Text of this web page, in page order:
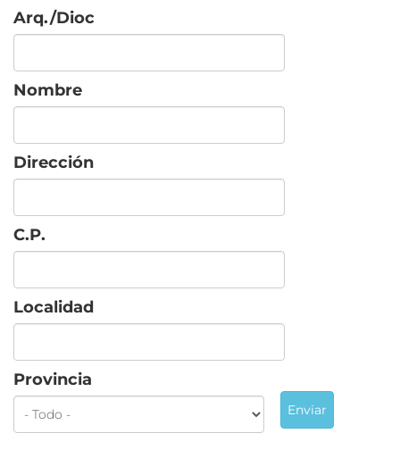
Arq./Dioc
Nombre
Dirección
C.P.
Localidad
Provincia
Enviar